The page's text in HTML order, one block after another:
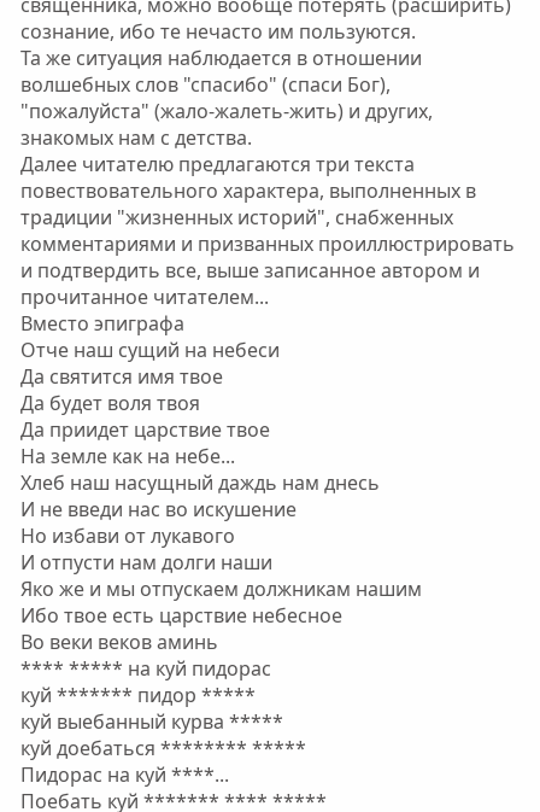
сознание, ибо те нечасто им пользуются.
Та же ситуация наблюдается в отношении
волшебных слов "спасибо" (спаси Бог),
"пожалуйста" (жало-жалеть-жить) и других,
знакомых нам с детства.
Далее читателю предлагаются три текста
повествовательного характера, выполненных в
традиции "жизненных историй", снабженных
комментариями и призванных проиллюстрировать
и подтвердить все, выше записанное автором и
прочитанное читателем...
Вместо эпиграфа
Отче наш сущий на небеси
Да святится имя твое
Да будет воля твоя
Да приидет царствие твое
На земле как на небе...
Хлеб наш насущный даждь нам днесь
И не введи нас во искушение
Но избави от лукавого
И отпусти нам долги наши
Яко же и мы отпускаем должникам нашим
Ибо твое есть царствие небесное
Во веки веков аминь
**** ***** на куй пидорас
куй ******* пидор *****
куй выебанный курва *****
куй доебаться ******** *****
Пидорас на куй ****...
Поебать куй ******* **** *****